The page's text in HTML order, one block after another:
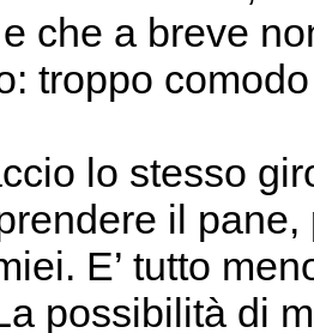
che a breve
troppo
lo stesso
il
E’ tutto
possibilità di